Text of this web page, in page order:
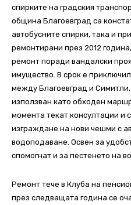
спирките на градския
община Благоевград са
автобусните спирки, така и
ремонтирани през 2012
ремонт поради вандалски
имущество. В срок е
между Благоевград и
използван като обходен
момента текат консултации и
изграждане на нови чешми с
водоподаване. Освен за
спомогнат и за пестенето на
Ремонт тече в Клуба на
през следващата година се